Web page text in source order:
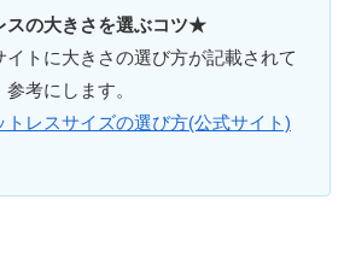
の大きさを選ぶコツ★
イトに大きさの選び方が記載されて
考にします。
トレスサイズの選び方(公式サイト)